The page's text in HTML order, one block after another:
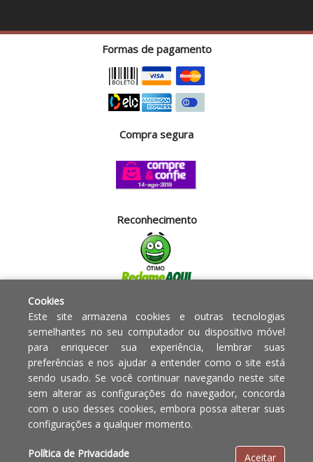
Formas de pagamento
Compra segura
Reconhecimento
Powered by:
Copyright © 2010 - 2017 Razão
social Blumenau - RA OBJETOS PARA
O LAR EIRELI CNPJ -
E loja 33 Asa Sul - Brasília-DF - CEP:
Em caso de divergência de
preços, o valor válido é o do
Cookies
Este site armazena cookies e outras tecnologias
semelhantes no seu computador ou dispositivo móvel
para enriquecer sua experiência, lembrar suas
preferências e nos ajudar a entender como o site está
sendo usado. Se você continuar navegando neste site
sem alterar as configurações do navegador, concorda
com o uso desses cookies, embora possa alterar suas
configurações a qualquer momento.
Política de Privacidade Aceitar